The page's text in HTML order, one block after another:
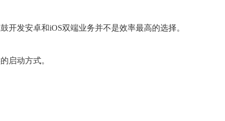
开发安卓和iOS双端业务并不是效率最高的选择。
启动方式。